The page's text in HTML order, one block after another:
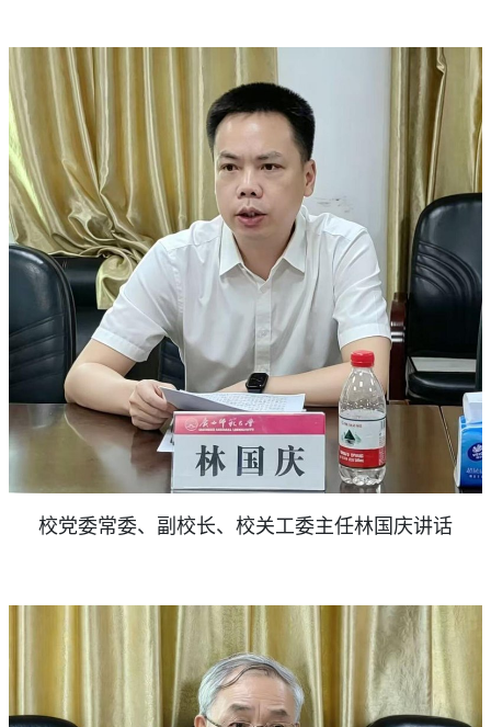
校党委常委、副校长、校关工委主任林国庆讲话